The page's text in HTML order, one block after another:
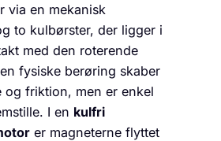
via en mekanisk
to kulbørster, der ligger i
med den roterende
fysiske berøring skaber
og friktion, men er enkel
I en kulfri
er magneterne flyttet